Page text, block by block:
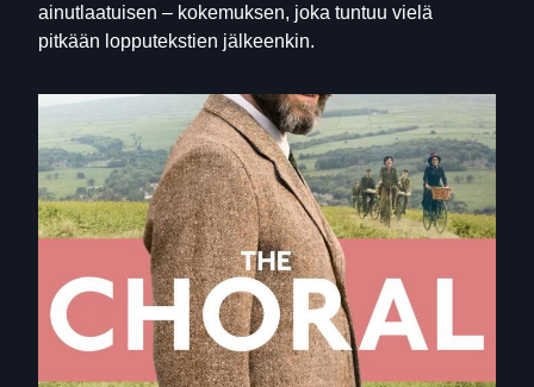
ainutlaatuisen – kokemuksen, joka tuntuu vielä
pitkään lopputekstien jälkeenkin.